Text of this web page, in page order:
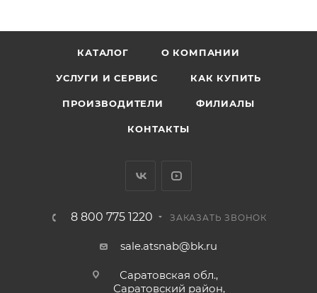
КАТАЛОГ О КОМПАНИИ
УСЛУГИ И СЕРВИС КАК КУПИТЬ
ПРОИЗВОДИТЕЛИ ФИЛИАЛЫ
КОНТАКТЫ
8 800 775 1220 ЗАКАЗАТЬ ЗВОНОК
sale.atsnab@bk.ru
Саратовская обл.,
Саратовский район,